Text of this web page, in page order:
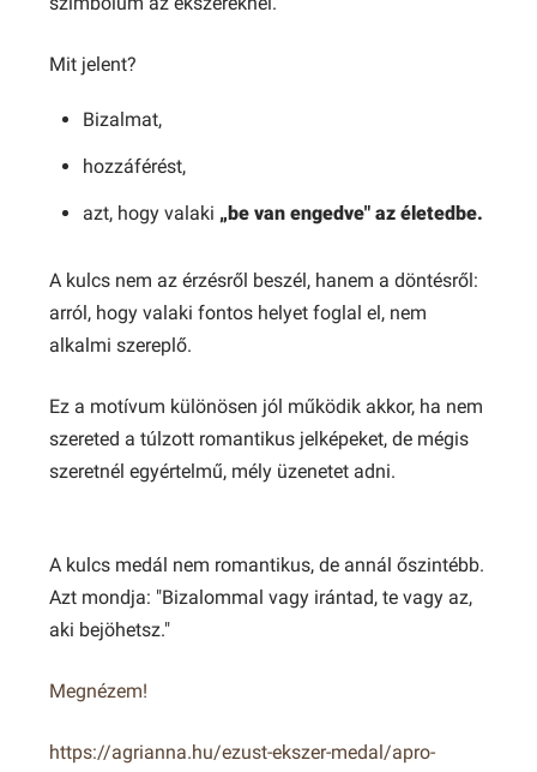
Mit jelent?
Bizalmat,
hozzáférést,
azt, hogy valaki „be van engedve" az életedbe.
A kulcs nem az érzésről beszél, hanem a döntésről:
arról, hogy valaki fontos helyet foglal el, nem
alkalmi szereplő.
Ez a motívum különösen jól működik akkor, ha nem
szereted a túlzott romantikus jelképeket, de mégis
szeretnél egyértelmű, mély üzenetet adni.
A kulcs medál nem romantikus, de annál őszintébb.
Azt mondja: "Bizalommal vagy irántad, te vagy az,
aki bejöhetsz."
Megnézem!
https://agrianna.hu/ezust-ekszer-medal/apro-